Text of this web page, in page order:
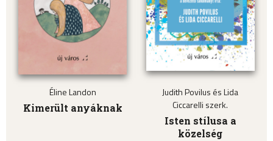
Éline Landon
Kimerült anyáknak
Judith Povilus és Lida
Ciccarelli szerk.
Isten stílusa a
közelség